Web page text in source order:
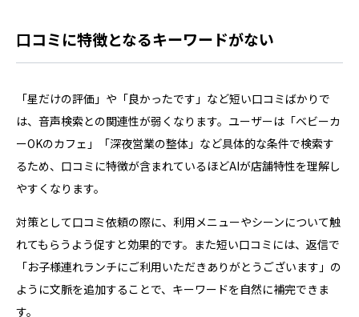
口コミに特徴となるキーワードがない
「星だけの評価」や「良かったです」など短い口コミばかりで
は、音声検索との関連性が弱くなります。ユーザーは「ベビーカ
ーOKのカフェ」「深夜営業の整体」など具体的な条件で検索す
るため、口コミに特徴が含まれているほどAIが店舗特性を理解し
やすくなります。
対策として口コミ依頼の際に、利用メニューやシーンについて触
れてもらうよう促すと効果的です。また短い口コミには、返信で
「お子様連れランチにご利用いただきありがとうございます」の
ように文脈を追加することで、キーワードを自然に補完できま
す。